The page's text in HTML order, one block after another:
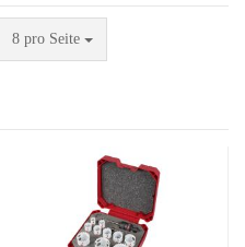
8 pro Seite
pro Seite